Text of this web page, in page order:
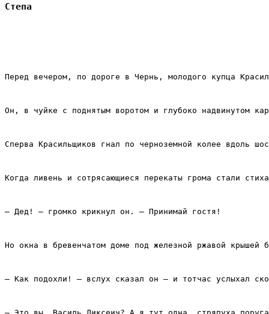
Степа
Перед вечером, по дороге в Чернь, молодого купца
Он, в чуйке с поднятым воротом и глубоко надвинутом
Сперва Красильщиков гнал по черноземной колее вдоль
Когда ливень и сотрясающиеся перекаты грома стали
– Дед! – громко крикнул он. – Принимай гостя!
Но окна в бревенчатом доме под железной ржавой
– Как подохли! – вслух сказал он – и тотчас услыхал